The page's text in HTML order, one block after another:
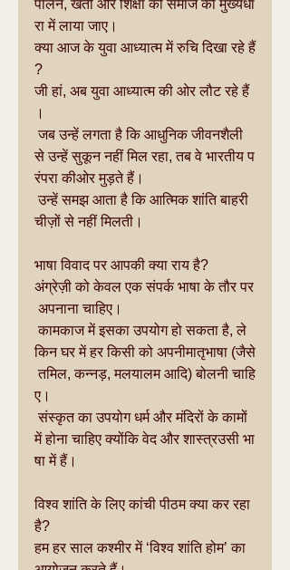
पालन, खेती और शिक्षा को समाज की मुख्यधा
रा में लाया जाए।
क्या आज के युवा आध्यात्म में रुचि दिखा रहे हैं
?
जी हां, अब युवा आध्यात्म की ओर लौट रहे हैं
।
जब उन्हें लगता है कि आधुनिक जीवनशैली
से उन्हें सुकून नहीं मिल रहा, तब वे भारतीय प
रंपरा कीओर मुड़ते हैं।
उन्हें समझ आता है कि आत्मिक शांति बाहरी
चीज़ों से नहीं मिलती।
भाषा विवाद पर आपकी क्या राय है?
अंग्रेज़ी को केवल एक संपर्क भाषा के तौर पर
अपनाना चाहिए।
कामकाज में इसका उपयोग हो सकता है, ले
किन घर में हर किसी को अपनीमातृभाषा (जैसे
तमिल, कन्नड़, मलयालम आदि) बोलनी चाहि
ए।
संस्कृत का उपयोग धर्म और मंदिरों के कामों
में होना चाहिए क्योंकि वेद और शास्त्रउसी भा
षा में हैं।
विश्व शांति के लिए कांची पीठम क्या कर रहा
है?
हम हर साल कश्मीर में ‘विश्व शांति होम’ का